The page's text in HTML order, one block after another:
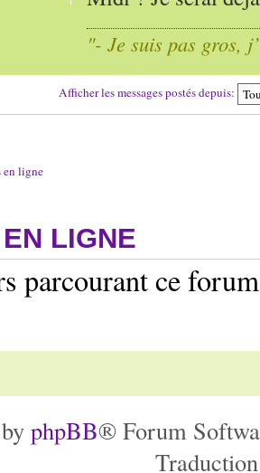
"- Je suis pas gros,
Afficher les messages postés depuis:
en ligne
LIGNE
parcourant ce
phpBB® Forum